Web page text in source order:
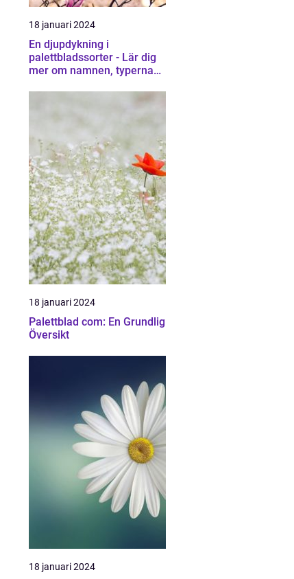
18 januari 2024
En djupdykning i
palettbladssorter - Lär dig
mer om namnen, typerna
18 januari 2024
Palettblad com: En Grundlig
Översikt
18 januari 2024